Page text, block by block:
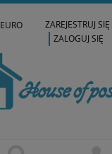
EURO
ZAREJESTRUJ SIĘ
ZALOGUJ SIĘ